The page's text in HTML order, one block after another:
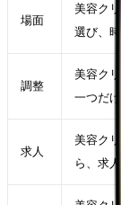
場面
美容ク
選び、
調整
美容ク
一つだ
求人
美容ク
ら、求